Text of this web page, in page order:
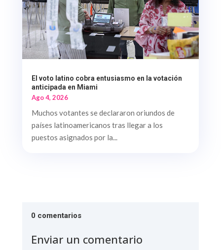
El voto latino cobra entusiasmo en la votación
anticipada en Miami
Ago 4, 2026
Muchos votantes se declararon oriundos de
países latinoamericanos tras llegar a los
puestos asignados por la...
0 comentarios
Enviar un comentario